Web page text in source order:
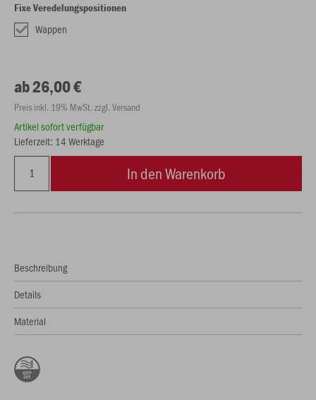
Fixe Veredelungspositionen
Wappen
ab 26,00 €
Preis inkl. 19% MwSt. zzgl. Versand
Artikel sofort verfügbar
Lieferzeit: 14 Werktage
In den Warenkorb
Beschreibung
Details
Material